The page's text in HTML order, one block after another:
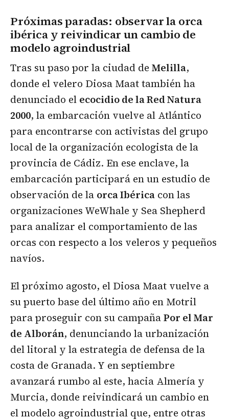
Próximas paradas: observar la orca
ibérica y reivindicar un cambio de
modelo agroindustrial
Tras su paso por la ciudad de Melilla,
donde el velero Diosa Maat también ha
denunciado el ecocidio de la Red Natura
2000, la embarcación vuelve al Atlántico
para encontrarse con activistas del grupo
local de la organización ecologista de la
provincia de Cádiz. En ese enclave, la
embarcación participará en un estudio de
observación de la orca Ibérica con las
organizaciones WeWhale y Sea Shepherd
para analizar el comportamiento de las
orcas con respecto a los veleros y pequeños
navíos.
El próximo agosto, el Diosa Maat vuelve a
su puerto base del último año en Motril
para proseguir con su campañaPor el Mar
de Alborán, denunciando la urbanización
del litoral y la estrategia de defensa de la
costa de Granada. Y en septiembre
avanzará rumbo al este, hacia Almería y
Murcia, donde reivindicará un cambio en
el modelo agroindustrial que, entre otras